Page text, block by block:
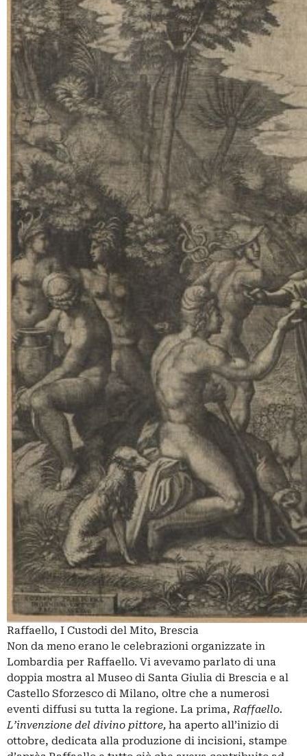
Raffaello, I Custodi del Mito, Brescia
Non da meno erano le celebrazioni organizzate in
Lombardia per Raffaello. Vi avevamo parlato di una
doppia mostra al Museo di Santa Giulia di Brescia e al
Castello Sforzesco di Milano, oltre che a numerosi
eventi diffusi su tutta la regione. La prima,Raffaello.
L’invenzione del divino pittore, ha aperto all’inizio di
ottobre, dedicata alla produzione di incisioni, stampe